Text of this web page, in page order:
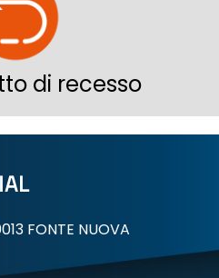
di recesso
FONTE NUOVA